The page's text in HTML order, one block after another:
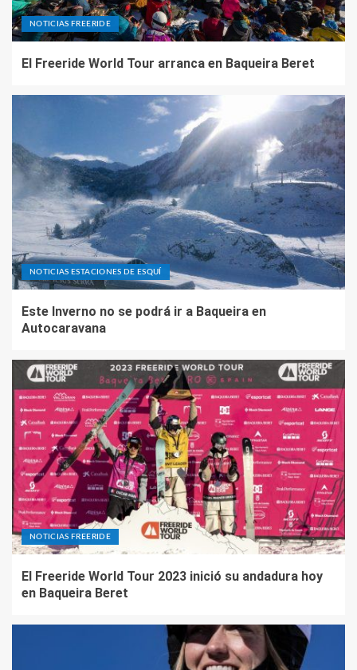
NOTICIAS FREERIDE
El Freeride World Tour arranca en Baqueira Beret
NOTICIAS ESTACIONES DE ESQUÍ
Este Inverno no se podrá ir a Baqueira en
Autocaravana
NOTICIAS FREERIDE
El Freeride World Tour 2023 inició su andadura hoy
en Baqueira Beret